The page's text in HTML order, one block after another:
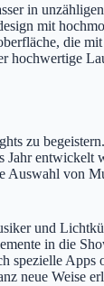
in
mit
die
zu
entwickelt
von
und
in die
neue Weise